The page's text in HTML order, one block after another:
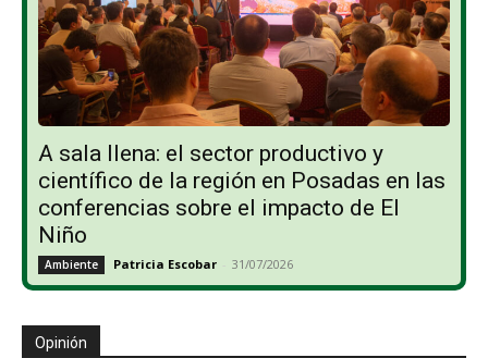
A sala llena: el sector productivo y
científico de la región en Posadas en las
conferencias sobre el impacto de El
Niño
Ambiente Patricia Escobar - 31/07/2026
Opinión